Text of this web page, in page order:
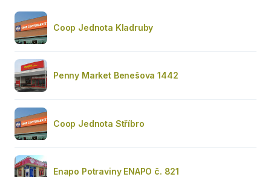
Coop Jednota Kladruby
Penny Market Benešova 1442
Coop Jednota Stříbro
Enapo Potraviny ENAPO č. 821